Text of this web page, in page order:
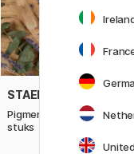
STAEDTLER
Pigment Liner + Metallic
stuks